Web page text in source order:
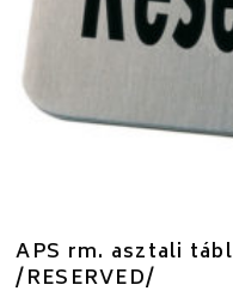
APS rm. asztali
/RESERVED/